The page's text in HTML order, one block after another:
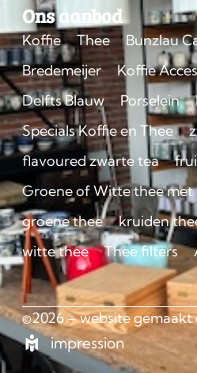
Ons aanbod
Koffie Thee
Bunzlau
Bredemeijer
Koffie
Delfts Blauw
Porselein
Specials Koffie en Thee
flavoured zwarte tea
Groene of Witte thee
groene thee
kruiden
witte thee
Thee filters
©2026 – website gemaakt
impression